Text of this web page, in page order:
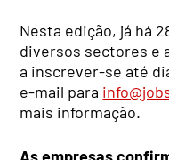
Nesta edição, já há
diversos sectores e
a inscrever-se até
e-mail para
mais informação.